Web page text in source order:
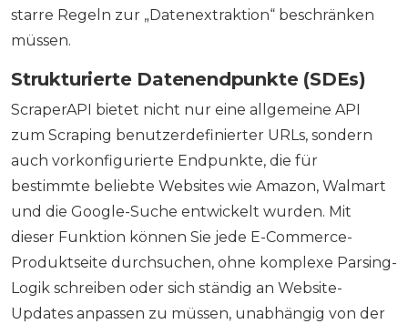
starre Regeln zur „Datenextraktion“ beschränken
müssen.
Strukturierte Datenendpunkte (SDEs)
ScraperAPI bietet nicht nur eine allgemeine API
zum Scraping benutzerdefinierter URLs, sondern
auch vorkonfigurierte Endpunkte, die für
bestimmte beliebte Websites wie Amazon, Walmart
und die Google-Suche entwickelt wurden. Mit
dieser Funktion können Sie jede E-Commerce-
Produktseite durchsuchen, ohne komplexe Parsing-
Logik schreiben oder sich ständig an Website-
Updates anpassen zu müssen, unabhängig von der